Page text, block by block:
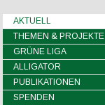
AKTUELL
THEMEN & PROJEKTE
GRÜNE LIGA
ALLIGATOR
PUBLIKATIONEN
SPENDEN